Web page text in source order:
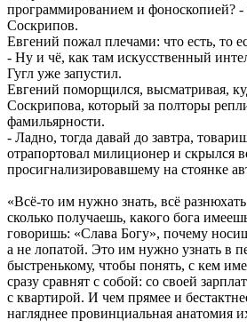
программированием и фоноскопией? -
Соскрипов.
Евгений пожал плечами: что есть, то
- Ну и чё, как там искусственный
Гугл уже запустил.
Евгений поморщился, высматривая,
Соскрипова, который за полторы
фамильярности.
- Ладно, тогда давай до завтра,
отрапортовал милиционер и скрылся
просигнализировавшему на стоянке
«Всё-то им нужно знать, всё
сколько получаешь, какого бога
говоришь: «Слава Богу», почему
а не лопатой. Это им нужно узнать в
быстренькому, чтобы понять, с кем
сразу сравнят с собой: со своей
с квартирой. И чем прямее и
нагляднее провинциальная анатомия